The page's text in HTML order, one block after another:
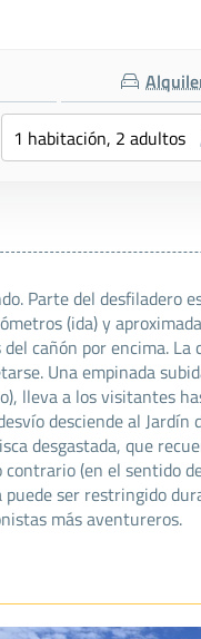
Parte del desfiladero
(ida) y
cañón por encima.
Una empinada
lleva a los visitantes
desciende al
desgastada, que
(en el sentido
ser restringido
más aventureros.